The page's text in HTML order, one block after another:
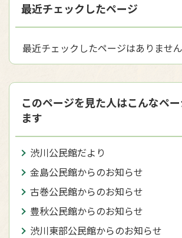
最近チェックしたページ
最近チェックしたページはありません
このページを見た人はこんなペ
ます
渋川公民館だより
金島公民館からのお知らせ
古巻公民館からのお知らせ
豊秋公民館からのお知らせ
渋川東部公民館からのお知らせ